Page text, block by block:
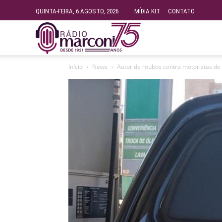
QUINTA-FEIRA, 6 AGOSTO, 2026 MÍDIA KIT CONTATO
Fundação
–
FM
99.9
Início News Autor de roubos contra motoristas